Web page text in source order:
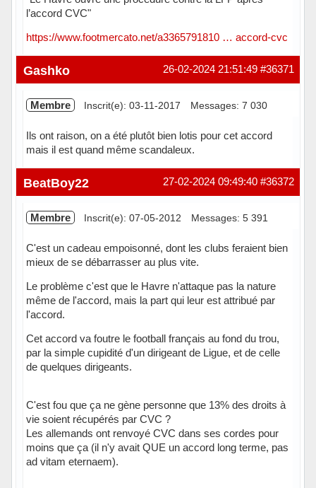
l’accord CVC"
https://www.footmercato.net/a3365791810 … accord-cvc
Hors ligne #36371
26-02-2024 21:51:49
Gashko
Membre Inscrit(e): 03-11-2017 Messages: 7 030
Ils ont raison, on a été plutôt bien lotis pour cet accord
mais il est quand même scandaleux.
Hors ligne #36372
27-02-2024 09:49:40
BeatBoy22
Membre Inscrit(e): 07-05-2012 Messages: 5 391
C'est un cadeau empoisonné, dont les clubs feraient bien
mieux de se débarrasser au plus vite.
Le problème c'est que le Havre n'attaque pas la nature
même de l'accord, mais la part qui leur est attribué par
l'accord.
Cet accord va foutre le football français au fond du trou,
par la simple cupidité d'un dirigeant de Ligue, et de celle
de quelques dirigeants.
C'est fou que ça ne gène personne que 13% des droits à
vie soient récupérés par CVC ?
Les allemands ont renvoyé CVC dans ses cordes pour
moins que ça (il n'y avait QUE un accord long terme, pas
ad vitam eternaem).